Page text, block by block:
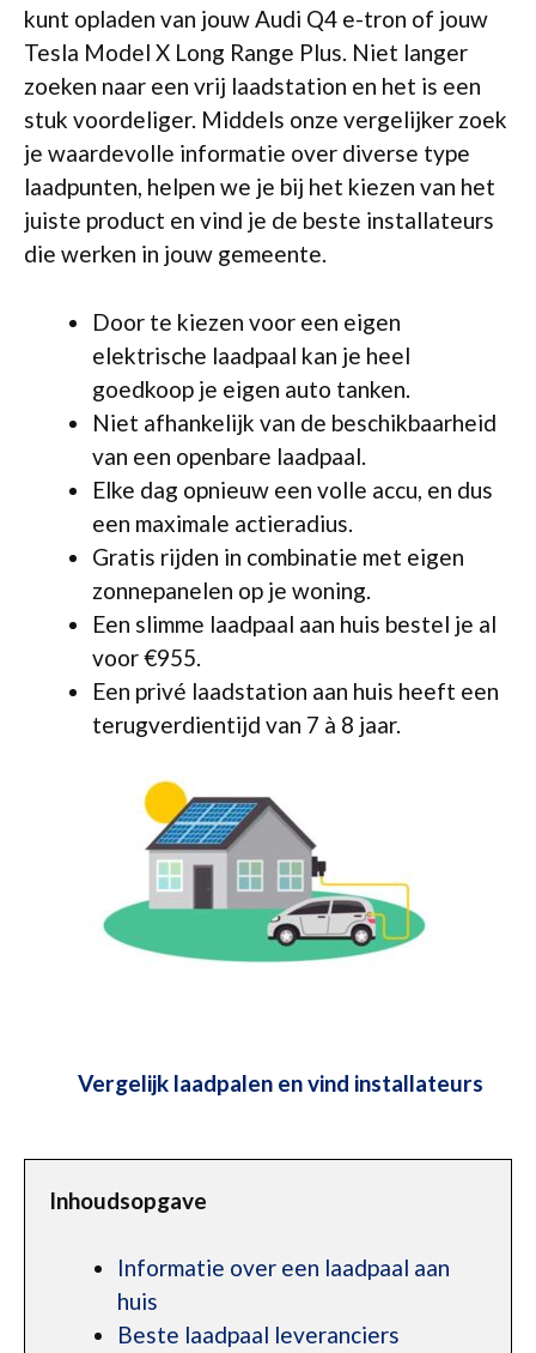
kunt opladen van jouw Audi Q4 e-tron of jouw
Tesla Model X Long Range Plus. Niet langer
zoeken naar een vrij laadstation en het is een
stuk voordeliger. Middels onze vergelijker zoek
je waardevolle informatie over diverse type
laadpunten, helpen we je bij het kiezen van het
juiste product en vind je de beste installateurs
die werken in jouw gemeente.
Door te kiezen voor een eigen
elektrische laadpaal kan je heel
goedkoop je eigen auto tanken.
Niet afhankelijk van de beschikbaarheid
van een openbare laadpaal.
Elke dag opnieuw een volle accu, en dus
een maximale actieradius.
Gratis rijden in combinatie met eigen
zonnepanelen op je woning.
Een slimme laadpaal aan huis bestel je al
voor €955.
Een privé laadstation aan huis heeft een
terugverdientijd van 7 à 8 jaar.
Vergelijk laadpalen en vind installateurs
Inhoudsopgave
Informatie over een laadpaal aan
huis
Beste laadpaal leveranciers